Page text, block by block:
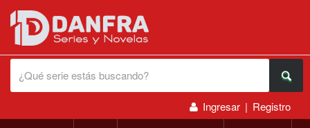
Ingresar | Registro